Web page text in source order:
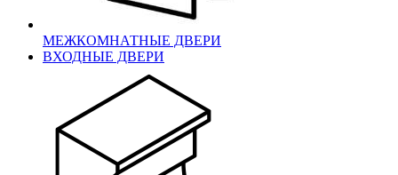
МЕЖКОМНАТНЫЕ ДВЕРИ
ВХОДНЫЕ ДВЕРИ